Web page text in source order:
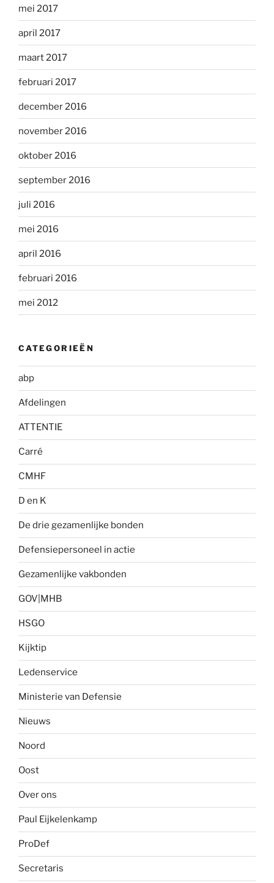
mei 2017
april 2017
maart 2017
februari 2017
december 2016
november 2016
oktober 2016
september 2016
juli 2016
mei 2016
april 2016
februari 2016
mei 2012
CATEGORIEËN
abp
Afdelingen
ATTENTIE
Carré
CMHF
D en K
De drie gezamenlijke bonden
Defensiepersoneel in actie
Gezamenlijke vakbonden
GOV|MHB
HSGO
Kijktip
Ledenservice
Ministerie van Defensie
Nieuws
Noord
Oost
Over ons
Paul Eijkelenkamp
ProDef
Secretaris